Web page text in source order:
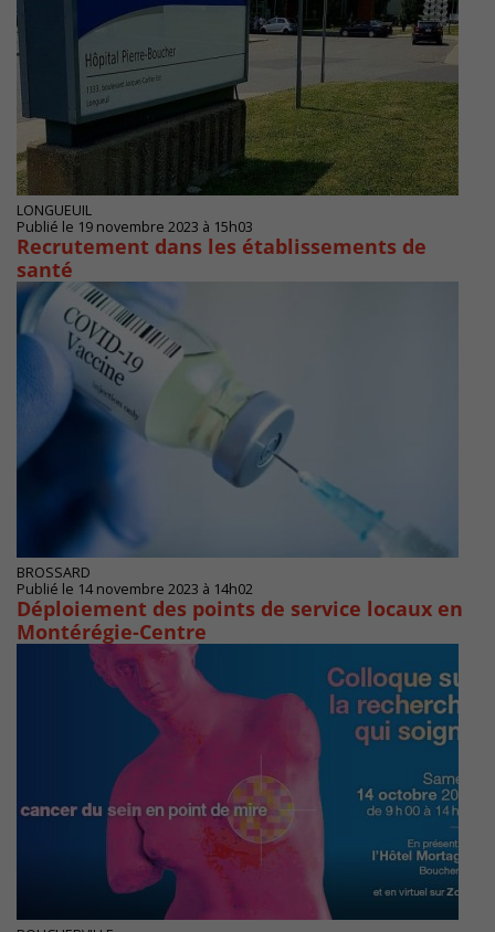
LONGUEUIL
Publié le 19 novembre 2023 à 15h03
Recrutement dans les établissements de
santé
BROSSARD
Publié le 14 novembre 2023 à 14h02
Déploiement des points de service locaux en
Montérégie-Centre